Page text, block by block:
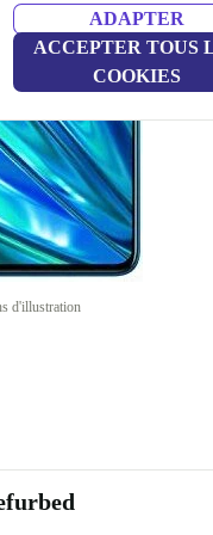
ADAPTER
ACCEPTER TOUS
COOKIES
d'illustration